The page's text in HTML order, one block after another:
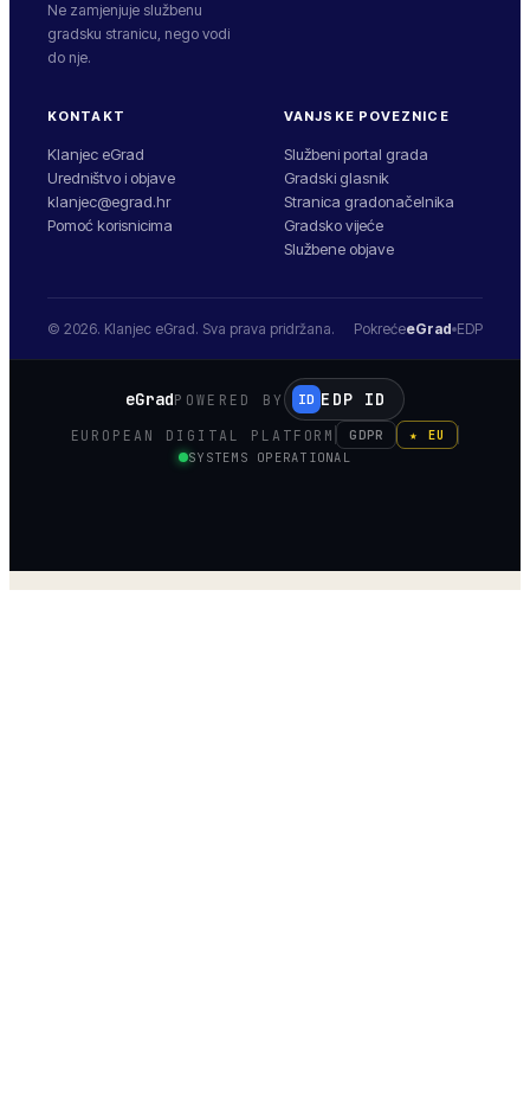
Ne zamjenjuje službenu
gradsku stranicu, nego vodi
do nje.
KONTAKT
Klanjec eGrad
Uredništvo i objave
klanjec@egrad.hr
Pomoć korisnicima
VANJSKE POVEZNICE
Službeni portal grada
Gradski glasnik
Stranica gradonačelnika
Gradsko vijeće
Službene objave
© 2026. Klanjec eGrad. Sva prava pridržana. PokrećeeGrad EDP
eGradPOWERED BY ID EDP ID
EUROPEAN DIGITAL PLATFORM GDPR
★ EU
SYSTEMS OPERATIONAL